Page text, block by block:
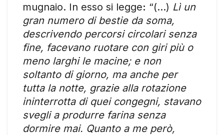
mugnaio. In esso si legge: “(…) Lì un
gran numero di bestie da soma,
descrivendo percorsi circolari senza
fine, facevano ruotare con giri più o
meno larghi le macine; e non
soltanto di giorno, ma anche per
tutta la notte, grazie alla rotazione
ininterrotta di quei congegni, stavano
svegli a produrre farina senza
dormire mai. Quanto a me però,